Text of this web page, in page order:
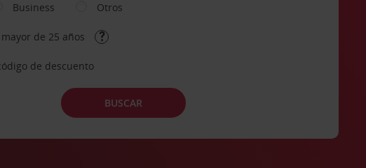
Business Otros
de 25 años
de descuento
BUSCAR